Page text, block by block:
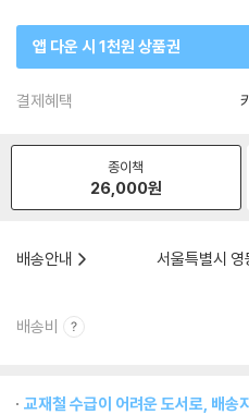
앱 다운 시 1천원 상품권
결제혜택
종이책
26,000원
배송안내
서울특별시
배송비
교재철 수급이 어려운 도서로, 배송